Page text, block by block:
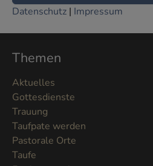
Datenschutz | Impressum
Themen
Aktuelles
Gottesdienste
Trauung
Taufpate werden
Pastorale Orte
Taufe